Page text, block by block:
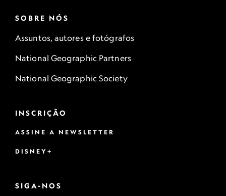
SOBRE NÓS
Assuntos, autores e fotógrafos
National Geographic Partners
National Geographic Society
INSCRIÇÃO
ASSINE A NEWSLETTER
DISNEY+
SIGA-NOS